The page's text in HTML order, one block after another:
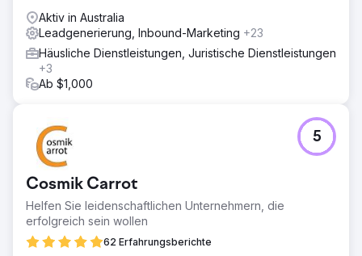
Aktiv in Australia
Leadgenerierung, Inbound-Marketing +23
Häusliche Dienstleistungen, Juristische Dienstleistungen
+3
Ab $1,000
Cosmik Carrot
Helfen Sie leidenschaftlichen Unternehmern, die
erfolgreich sein wollen
62 Erfahrungsberichte
5